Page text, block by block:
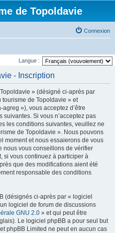
de Topoldavie
Connexion
Langue :
- Inscription
» (désigné ci-après par
tourisme de Topoldavie » et
»), vous acceptez d’être
Si vous n’acceptez pas
les conditions suivantes, veuillez ne
de Topoldavie ». Nous pouvons
moment et nous essaierons de vous
nous vous conseillons de vérifier
si vous continuez à participer à
que des modifications aient été
responsable des conditions
(désignés ci-après par « logiciel
logiciel de forum de discussions
GNU 2.0 » et qui peut être
Le logiciel phpBB a pour seul but
phpBB Limited ne peut en aucun cas